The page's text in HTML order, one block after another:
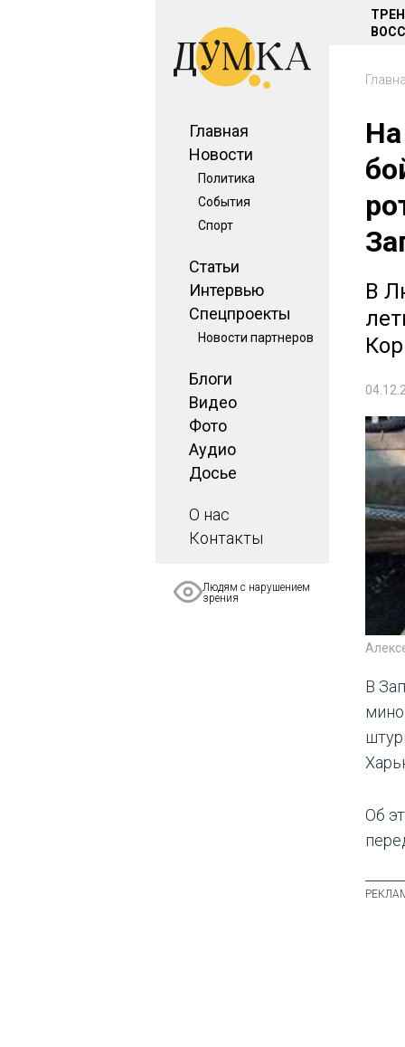
Главная
Новости
Политика
События
Спорт
Статьи
Интервью
Спецпроекты
Новости партнеров
Блоги
Видео
Фото
Аудио
Досье
О нас
Контакты
Людям с нарушением
зрения
В
В
Об